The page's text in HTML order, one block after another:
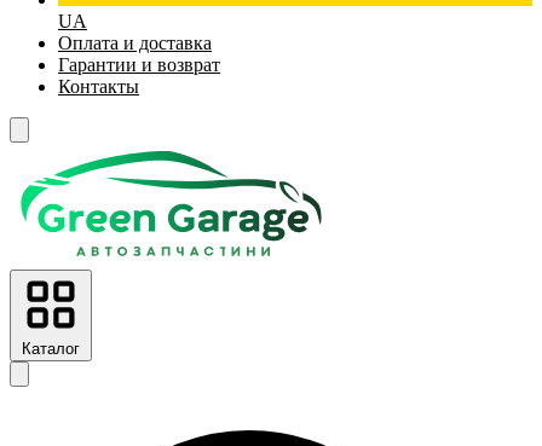
UA
Оплата и доставка
Гарантии и возврат
Контакты
Каталог